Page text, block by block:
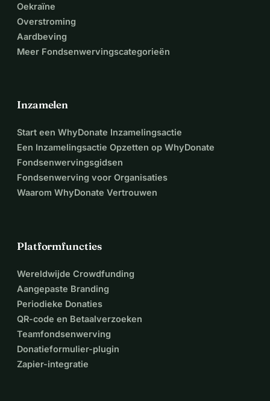
Oekraïne
Overstroming
Aardbeving
Meer Fondsenwervingscategorieën
Inzamelen
Start een WhyDonate Inzamelingsactie
Een Inzamelingsactie Opzetten op WhyDonate
Fondsenwervingsgidsen
Fondsenwerving voor Organisaties
Waarom WhyDonate Vertrouwen
Platformfuncties
Wereldwijde Crowdfunding
Aangepaste Branding
Periodieke Donaties
QR-code en Betaalverzoeken
Teamfondsenwerving
Donatieformulier-plugin
Zapier-integratie